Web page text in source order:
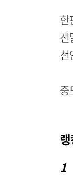
한
전
천
중